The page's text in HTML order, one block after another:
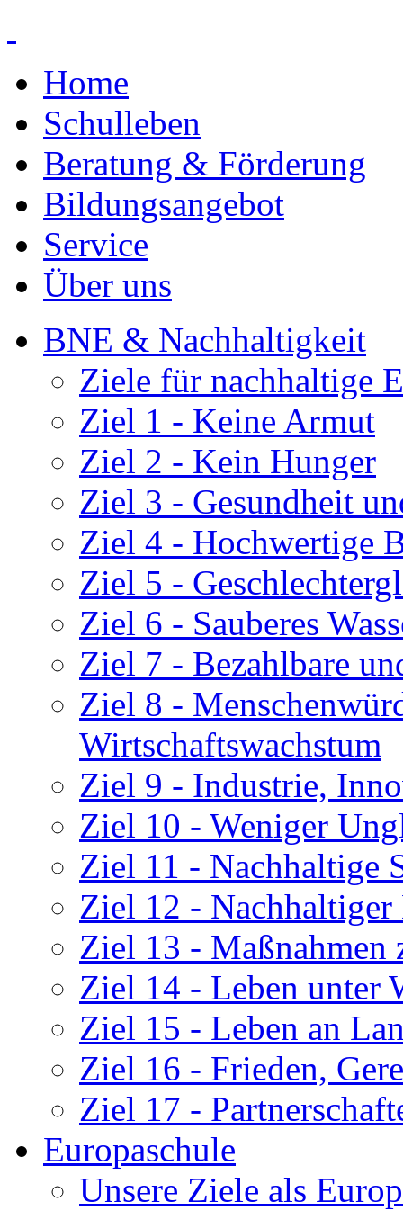
Home
Schulleben
Beratung & Förderung
Bildungsangebot
Service
Über uns
BNE & Nachhaltigkeit
Ziele für nachhaltige
Ziel 1 - Keine Armut
Ziel 2 - Kein Hunger
Ziel 3 - Gesundheit
Ziel 4 - Hochwertige
Ziel 5 -
Ziel 6 - Sauberes
Ziel 7 - Bezahlbare
Ziel 8 -
Wirtschaftswachstum
Ziel 9 - Industrie,
Ziel 10 - Weniger
Ziel 11 - Nachhaltige
Ziel 12 -
Ziel 13 - Maßnahmen
Ziel 14 - Leben unter
Ziel 15 - Leben an
Ziel 16 - Frieden,
Ziel 17 -
Europaschule
Unsere Ziele als